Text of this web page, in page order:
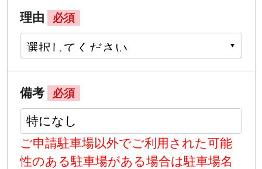
理由 必須
備考 必須
ご申請駐車場以外でご利用された可能
性のある駐車場がある場合は駐車場名